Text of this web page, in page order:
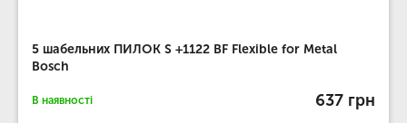
5 шабельних ПИЛОК S +1122 BF Flexible for Metal
Bosch
В наявності 637 грн